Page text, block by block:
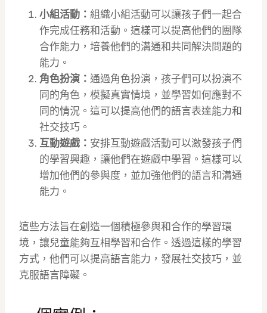
小組活動： 組織小組活動可以讓孩子們一起合
作完成任務和活動。這樣可以提高他們的團隊
合作能力，培養他們的溝通和共同解決問題的
能力。
角色扮演： 通過角色扮演，孩子們可以扮演不
同的角色，模擬真實情境，並學習如何應對不
同的情況。這可以提高他們的語言表達能力和
社交技巧。
互動遊戲： 安排互動遊戲活動可以激發孩子們
的學習興趣，讓他們在遊戲中學習。這樣可以
增加他們的參與度，並加強他們的語言和溝通
能力。
這些方法旨在創造一個積極參與和合作的學習環
境，讓兒童能夠互相學習和合作。透過這樣的學習
方式，他們可以提高語言能力，發展社交技巧，並
克服語言障礙。